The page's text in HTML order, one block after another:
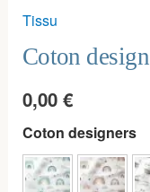
Tissu
Coton
0,00 €
Coton designers